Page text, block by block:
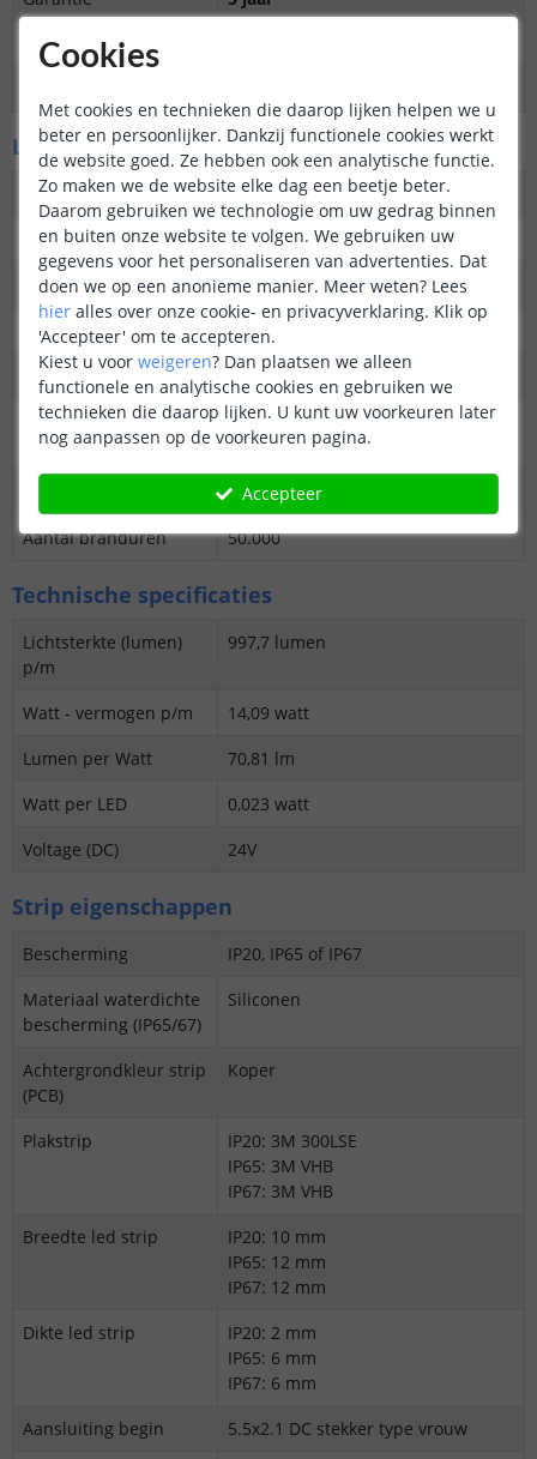
Op maat te knippen
LED's en licht
Aantal LED's p/m
600
Type LED
COB
Merk LED
SanAn
Stralingshoek
180 graden
Kleur
Warm wit
Kleurtemperatuur
(Kelvin)
2700K
> 80
Aantal branduren
50.000
Technische specificaties
Lichtsterkte (lumen)
p/m
997,7 lumen
Watt - vermogen p/m
14,09 watt
Lumen per Watt
70,81 lm
Watt per LED
0,023 watt
Voltage (DC)
24V
Strip eigenschappen
Bescherming
IP20, IP65 of IP67
Materiaal waterdichte
bescherming (IP65/67)
Siliconen
Achtergrondkleur strip
(PCB)
Koper
Plakstrip
IP20: 3M 300LSE
IP65: 3M VHB
IP67: 3M VHB
Breedte led strip
IP20: 10 mm
IP65: 12 mm
IP67: 12 mm
Dikte led strip
IP20: 2 mm
IP65: 6 mm
IP67: 6 mm
Aansluiting begin
5.5x2.1 DC stekker type vrouw
Cookies
Met cookies en technieken die daarop lijken helpen we u
beter en persoonlijker. Dankzij functionele cookies werkt
de website goed. Ze hebben ook een analytische functie.
Zo maken we de website elke dag een beetje beter.
Daarom gebruiken we technologie om uw gedrag binnen
en buiten onze website te volgen. We gebruiken uw
gegevens voor het personaliseren van advertenties. Dat
doen we op een anonieme manier. Meer weten? Lees
hier alles over onze cookie- en privacyverklaring. Klik op
'Accepteer' om te accepteren.
Kiest u voor weigeren? Dan plaatsen we alleen
functionele en analytische cookies en gebruiken we
technieken die daarop lijken. U kunt uw voorkeuren later
nog aanpassen op de voorkeuren pagina.
Accepteer